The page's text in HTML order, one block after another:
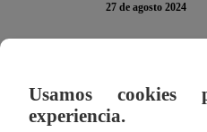
27 de agosto 2024
séptimo ciclo de
Usamos
experiencia.